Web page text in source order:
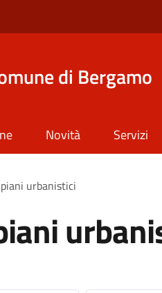
di Bergamo
Novità Servizi
pane
piani urbanistici